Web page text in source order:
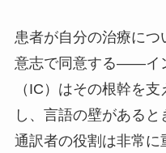
患者が自分の治療に
意志で同意する——イ
（IC）はその根幹を
し、言語の壁がある
通訳者の役割は非常に